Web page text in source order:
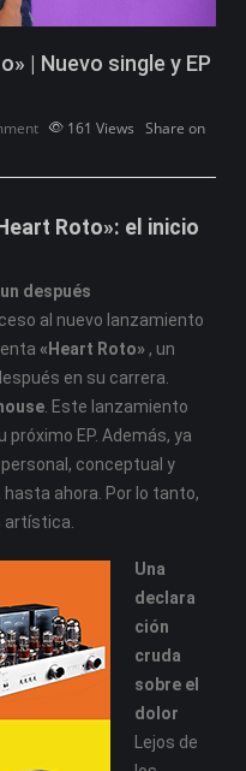
| Nuevo single y EP
161 Views Share on
Roto»: el inicio
después
al nuevo lanzamiento
«Heart Roto» , un
en su carrera.
. Este lanzamiento
EP. Además, ya
conceptual y
ahora. Por lo tanto,
artística.
Una
declara
ción
cruda
sobre el
dolor
Lejos de